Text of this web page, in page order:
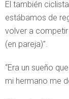
El también
estábamos de
volver a
(en pareja)”.
“Era un sueño
mi hermano me